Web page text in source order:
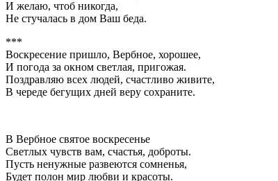
И желаю, чтоб никогда,
Не стучалась в дом Ваш беда.
***
Воскресение пришло, Вербное, хорошее,
И погода за окном светлая, пригожая.
Поздравляю всех людей, счастливо живите,
В череде бегущих дней веру сохраните.
В Вербное святое воскресенье
Светлых чувств вам, счастья, доброты.
Пусть ненужные развеются сомненья,
Будет полон мир любви и красоты.